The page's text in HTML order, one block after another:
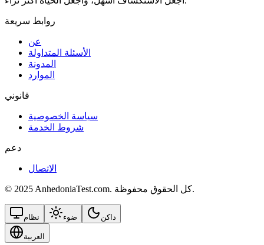
روابط سريعة
عن
الأسئلة المتداولة
المدونة
الموارد
قانوني
سياسة الخصوصية
شروط الخدمة
دعم
الاتصال
© 2025 AnhedoniaTest.com. كل الحقوق محفوظة.
نظام ضوء داكن
العربية